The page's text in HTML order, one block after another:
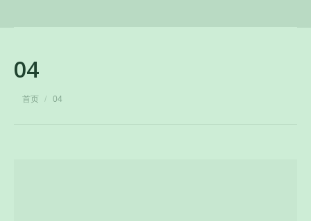
04
您在这里：
首页 04